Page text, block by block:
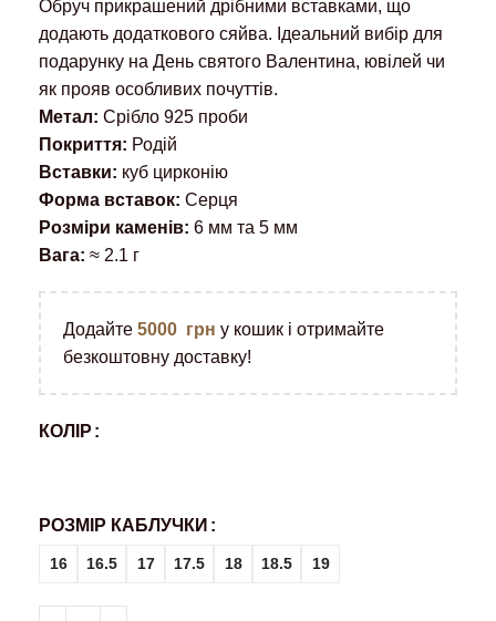
Обруч прикрашений дрібними вставками, що
додають додаткового сяйва. Ідеальний вибір для
подарунку на День святого Валентина, ювілей чи
як прояв особливих почуттів.
Метал: Срібло 925 проби
Покриття: Родій
Вставки: куб цирконію
Форма вставок: Серця
Розміри каменів: 6 мм та 5 мм
Вага: ≈ 2.1 г
Додайте 5000 грн у кошик і отримайте
безкоштовну доставку!
КОЛІР
РОЗМІР КАБЛУЧКИ
16 16.5 17 17.5 18 18.5 19